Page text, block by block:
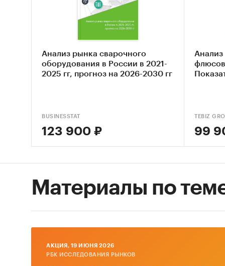
январь
Анализ рынка сварочного
оборудования в России в 2021-
2025 гг, прогноз на 2026-2030 гг
BUSINESSTAT
123 900 ₽
TEBIZ
99
Материалы по
AКЦИЯ, 19 ИЮНЯ 2026
РБК ИССЛЕДОВАНИЯ РЫНКОВ